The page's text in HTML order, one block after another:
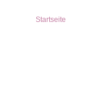
Startseite